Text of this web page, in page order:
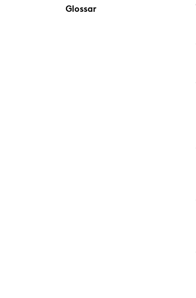
Glossar